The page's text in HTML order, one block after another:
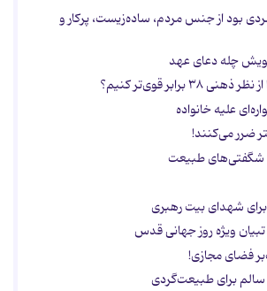
بود از جنس مردم، ساده‌زیست، پرکار و
چله دعای عهد
برابر قوی‌تر کنیم؟
ضرر می‌کنند!
شگفتی‌های طبیعت
برای شهدای بیت رهبری
ویژه روز جهانی قدس
فضای مجازی!